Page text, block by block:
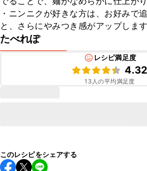
・ニンニクが好きな方は、お好みで
と、さらにやみつき感がアップします
たべれぽ
レシピ満足度
4.32
13 人の平均満足度
このレシピをシェアする